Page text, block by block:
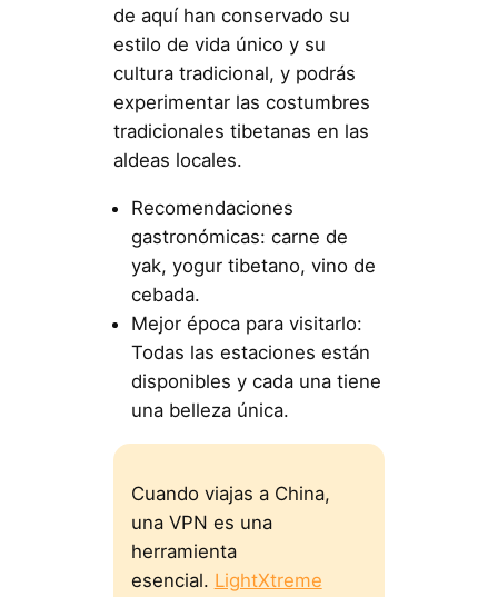
de aquí han conservado su
estilo de vida único y su
cultura tradicional, y podrás
experimentar las costumbres
tradicionales tibetanas en las
aldeas locales.
Recomendaciones
gastronómicas: carne de
yak, yogur tibetano, vino de
cebada.
Mejor época para visitarlo:
Todas las estaciones están
disponibles y cada una tiene
una belleza única.
Cuando viajas a China,
una VPN es una
herramienta
esencial. LightXtreme